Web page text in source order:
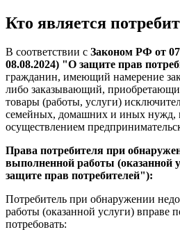
Кто является
В соответствии с Законом РФ от
08.08.2024) "О защите прав
гражданин, имеющий намерение
либо заказывающий,
товары (работы, услуги)
семейных, домашних и иных нужд,
осуществлением
Права потребителя при
выполненной работы (оказанной
защите прав потребителей"):
Потребитель при обнаружении
работы (оказанной услуги) вправе
потребовать: